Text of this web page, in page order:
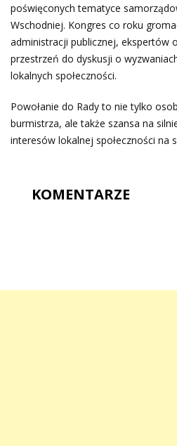
poświęconych tematyce
Wschodniej. Kongres co roku
administracji publicznej, ekspertów
przestrzeń do dyskusji o
lokalnych społeczności.
Powołanie do Rady to nie tylko
burmistrza, ale także szansa na
interesów lokalnej społeczności na
KOMENTARZE